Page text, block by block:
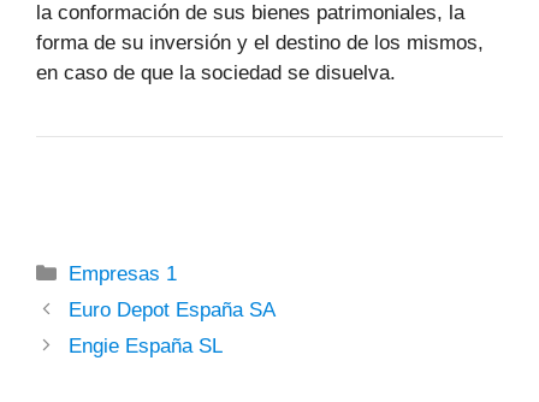
la conformación de sus bienes patrimoniales, la
forma de su inversión y el destino de los mismos,
en caso de que la sociedad se disuelva.
Categorías
Empresas 1
Euro Depot España SA
Engie España SL